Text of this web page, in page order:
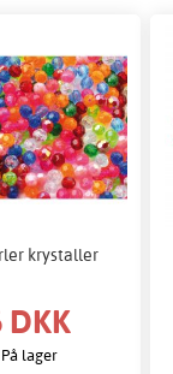
krystaller
DKK
På lager